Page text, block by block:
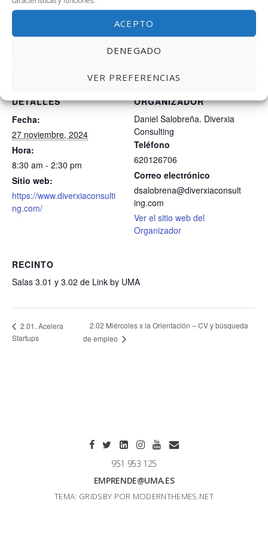
ACEPTO
DENEGADO
VER PREFERENCIAS
AÑADIR AL CALENDARIO
DETALLES
Fecha:
27 noviembre, 2024
Hora:
8:30 am - 2:30 pm
Sitio web:
https://www.diverxiaconsulti
ng.com/
ORGANIZADOR
Daniel Salobreña. Diverxia
Consulting
Teléfono
620126706
Correo electrónico
dsalobrena@diverxiaconsult
ing.com
Ver el sitio web del
Organizador
RECINTO
Salas 3.01 y 3.02 de Link by UMA
2.01. Acelera
Startups
2.02 Miércoles x la Orientación – CV y búsqueda
de empleo
951 953 125
EMPRENDE@UMA.ES
TEMA: GRIDSBY POR MODERNTHEMES.NET